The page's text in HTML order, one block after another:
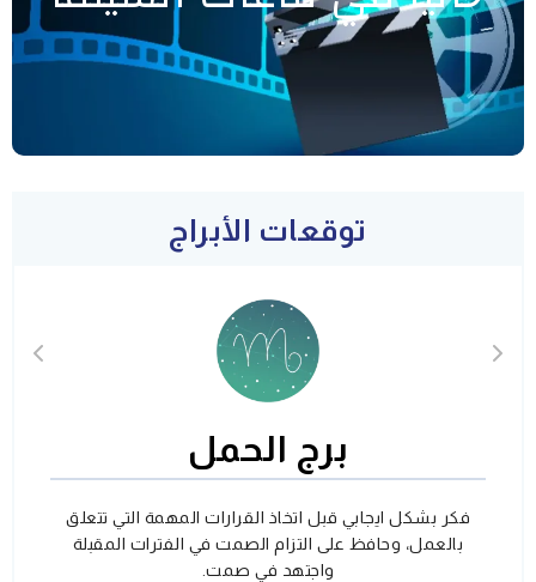
توقعات الأبراج
برج الحمل
فكر بشكل ايجابي قبل اتخاذ القرارات المهمة التي تتعلق
بالعمل، وحافظ على التزام الصمت في الفترات المقبلة
واجتهد في صمت.